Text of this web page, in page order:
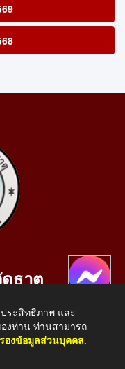
ธาตุ
: 042-414759
ระสิทธิภาพ และ
งท่าน ท่านสามารถ
องข้อมูลส่วนบุคคล.